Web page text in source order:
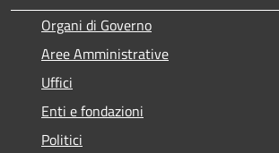
Organi di Governo
Aree Amministrative
Uffici
Enti e fondazioni
Politici